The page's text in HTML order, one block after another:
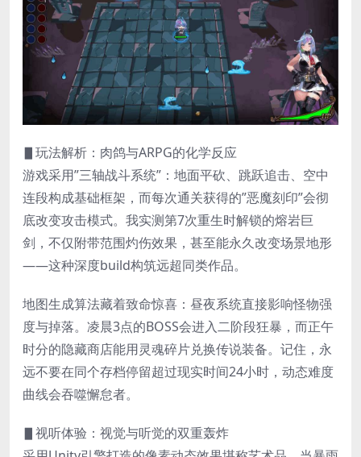
▋玩法解析：肉鸽与ARPG的化学反应
游戏采用”三轴战斗系统”：地面平砍、跳跃追击、空中
连段构成基础框架，而每次通关获得的”恶魔刻印”会彻
底改变攻击模式。我实测第7次重生时解锁的熔岩巨
剑，不仅附带范围灼伤效果，甚至能永久改变场景地形
——这种深度build构筑远超同类作品。
地图生成算法藏着致命惊喜：昼夜系统直接影响怪物强
度与掉落。凌晨3点的BOSS会进入二阶段狂暴，而正午
时分的隐藏商店能用灵魂碎片兑换传说装备。记住，永
远不要在同个存档停留超过现实时间24小时，动态难度
曲线会吞噬懈怠者。
▋视听体验：视觉与听觉的双重轰炸